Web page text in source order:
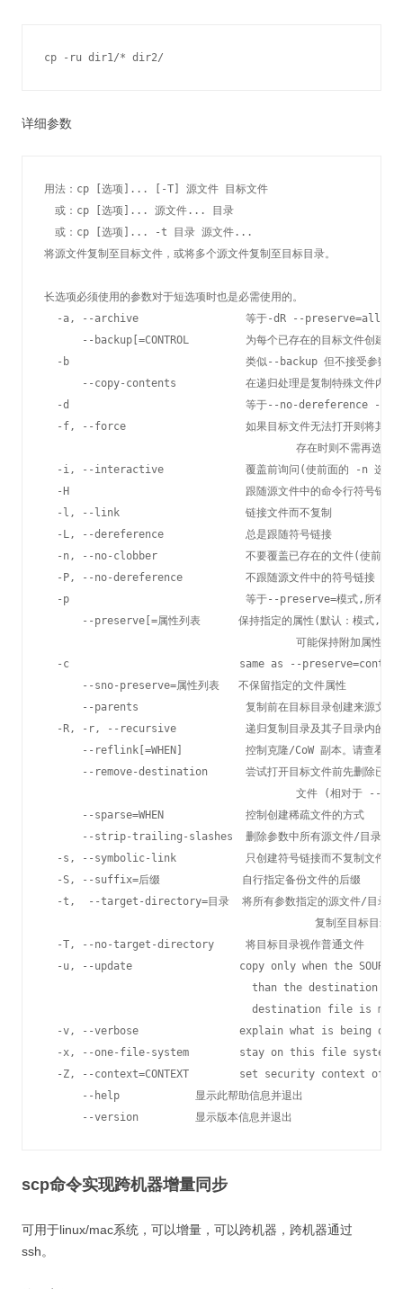
cp -ru dir1/* dir2/
详细参数
用法：cp [选项]... [-T] 源文件 目标文件
或：cp [选项]... 源文件... 目录
或：cp [选项]... -t 目录 源文件...
将源文件复制至目标文件，或将多个源文件复制至目标目录。
长选项必须使用的参数对于短选项时也是必需使用的。
  -a, --archive                 等于-dR --preserve=all
--backup[=CONTROL         为每个已存在的目标文件创建备
  -b                            类似--backup 但不接受参数
      --copy-contents           在递归处理是复制特殊文件内容
-d                            等于--no-dereference --
-f, --force                   如果目标文件无法打开则将其移
存在时则不需再选此
-i, --interactive             覆盖前询问(使前面的 -n 选项
  -H                            跟随源文件中的命令行符号链接
  -l, --link                    链接文件而不复制
  -L, --dereference             总是跟随符号链接
-n, --no-clobber              不要覆盖已存在的文件(使前面
  -P, --no-dereference          不跟随源文件中的符号链接
-p                            等于--preserve=模式,所有权,
--preserve[=属性列表      保持指定的属性(默认：模式,所有
可能保持附加属性：
  -c                           same as --preserve=context
      --sno-preserve=属性列表   不保留指定的文件属性
--parents                 复制前在目标目录创建来源文件
-R, -r, --recursive           递归复制目录及其子目录内的所
--reflink[=WHEN]          控制克隆/CoW 副本。请查看下
--remove-destination      尝试打开目标文件前先删除已存
文件 (相对于 --
      --sparse=WHEN             控制创建稀疏文件的方式
--strip-trailing-slashes  删除参数中所有源文件/目录末端
  -s, --symbolic-link           只创建符号链接而不复制文件
  -S, --suffix=后缀             自行指定备份文件的后缀
  -t,  --target-directory=目录  将所有参数指定的源文件/目录
                                           复制至目标目录
  -T, --no-target-directory     将目标目录视作普通文件
-u, --update                 copy only when the SOURCE
than the destination
destination file is
  -v, --verbose                explain what is being done
  -x, --one-file-system        stay on this file system
-Z, --context=CONTEXT        set security context of
      --help            显示此帮助信息并退出
      --version         显示版本信息并退出
scp命令实现跨机器增量同步
可用于linux/mac系统，可以增量，可以跨机器，跨机器通过
ssh。